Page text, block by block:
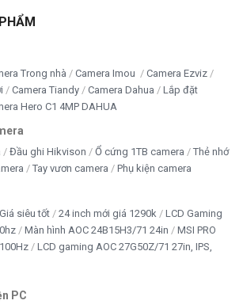
MỚI - CŨ
MỚI
LÝ
CHỮA
Trong nhà Camera Imou
Camera Ezviz
Camera Tiandy Camera Dahua
Lắp đặt
Hero C1 4MP DAHUA
Đầu ghi Hikvison Ổ cứng 1TB camera
Thẻ nhớ
Tay vươn camera Phụ kiện camera
siêu tốt 24 inch mới giá 1290k
LCD Gaming
Màn hình AOC 24B15H3/71 24in
MSI PRO
LCD gaming AOC 27G50Z/71 27in, IPS,
PC